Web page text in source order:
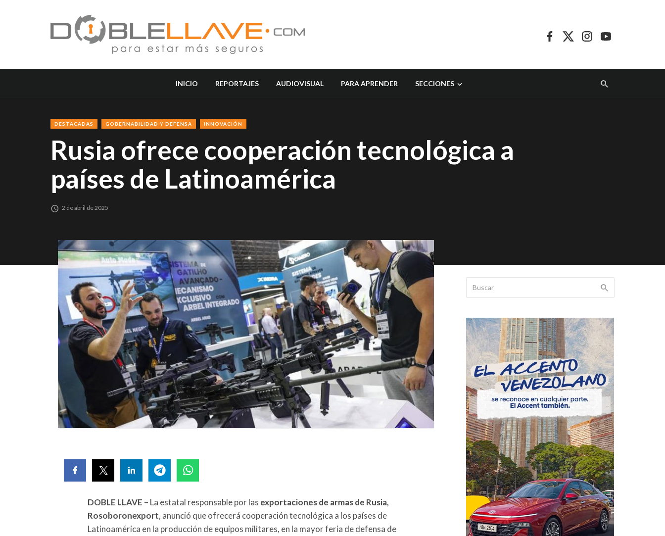
INICIO REPORTAJES AUDIOVISUAL PARA APRENDER SECCIONES
DESTACADAS GOBERNABILIDAD Y DEFENSA INNOVACIÓN
Rusia ofrece cooperación tecnológica a
países de Latinoamérica
2 de abril de 2025
DOBLE LLAVE – La estatal responsable por las exportaciones de armas de Rusia,
Rosoboronexport, anunció que ofrecerá cooperación tecnológica a los países de
Latinoamérica en la producción de equipos militares, en la mayor feria de defensa de